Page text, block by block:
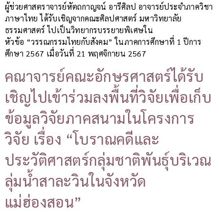
ผู้ช่วยศาสตราจารย์หัตถกาญจน์ อารีศิลป อาจารย์ประจำภาควิชา
ภาษาไทย ได้รับเชิญจากคณะศิลปศาสตร์ มหาวิทยาลัย
ธรรมศาสตร์ ไปเป็นวิทยากรบรรยายพิเศษใน
หัวข้อ “วรรณกรรมไทยกับสังคม” ในภาคการศึกษาที่ 1 ปีการ
ศึกษา 2567 เมื่อวันที่ 21 พฤศจิกายน 2567
คณาจารย์คณะอักษรศาสตร์ได้รับ
เชิญไปเข้าร่วมลงพื้นที่วิจัยเพื่อเก็บ
ข้อมูลวิจัยภาคสนามในโครงการ
วิจัย เรื่อง “โบราณคดีและ
ประวัติศาสตร์กลุ่มชาติพันธุ์บริเวณ
ลุ่มน้ำสาละวินในจังหวัด
แม่ฮ่องสอน”